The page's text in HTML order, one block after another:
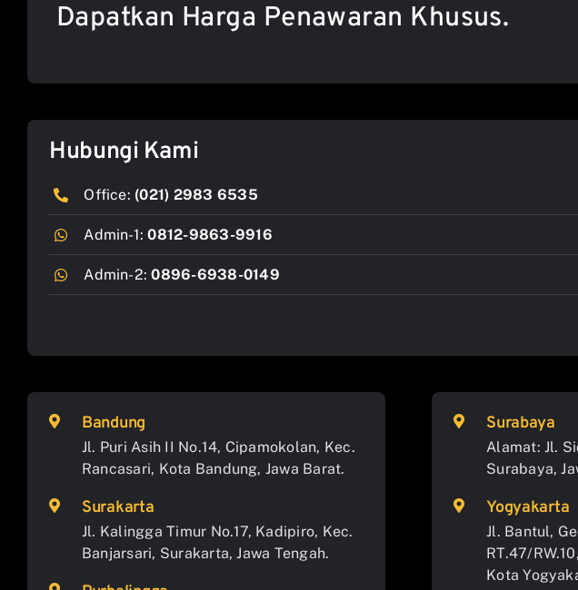
Dapatkan Harga Penawaran Khusus.
Hubungi Kami
Office: (021) 2983 6535
Admin-1:0812-9863-9916
Admin-2:0896-6938-0149
Bandung
Jl. Puri Asih II No.14, Cipamokolan, Kec.
Rancasari, Kota Bandung, Jawa Barat.
Surakarta
Jl. Kalingga Timur No.17, Kadipiro, Kec.
Banjarsari, Surakarta, Jawa Tengah.
Surabaya
Alamat: Jl.
Surabaya,
Yogyakarta
Jl. Bantul,
RT.47/
Kota